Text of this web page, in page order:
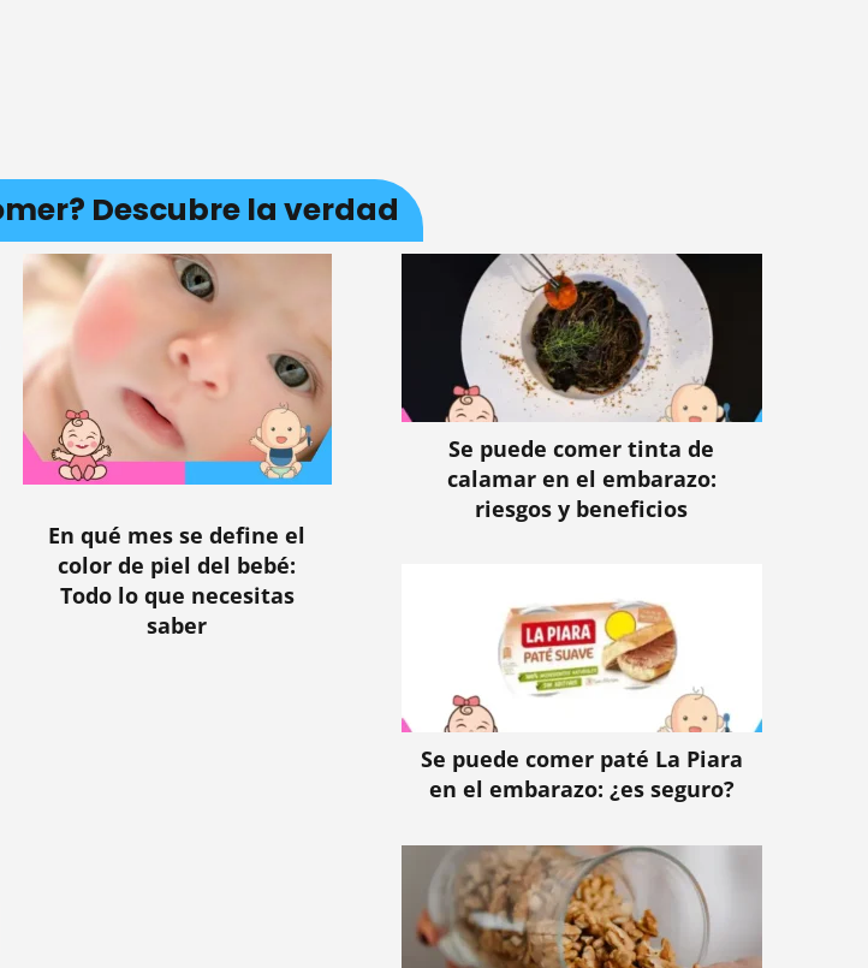
Descubre la verdad
En qué mes se define el
color de piel del bebé:
Todo lo que necesitas
saber
Se puede comer tinta de
calamar en el embarazo:
riesgos y beneficios
Se puede comer paté La Piara
en el embarazo: ¿es seguro?